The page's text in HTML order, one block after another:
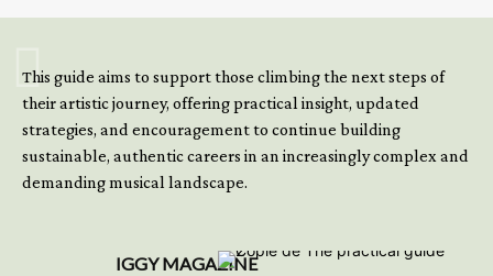
This guide aims to support those climbing the next steps of
their artistic journey, offering practical insight, updated
strategies, and encouragement to continue building
sustainable, authentic careers in an increasingly complex and
demanding musical landscape.
IGGY MAGAZINE